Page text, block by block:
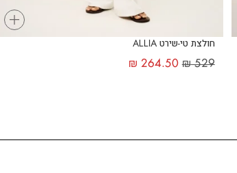
+
חולצת טי-שירט ALLIA
₪529
₪ 264.50